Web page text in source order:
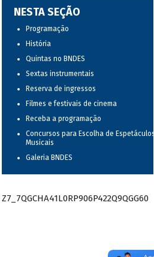
NESTA SEÇÃO
Programação
História
Quintas no BNDES
Sextas instrumentais
Reserva de ingressos
Filmes e festivais de cinema
Receba a programação
Concursos para Escolha de Espetáculos
Musicais
Galeria BNDES
Z7_7QGCHA41L0RP906P422Q9QGG60